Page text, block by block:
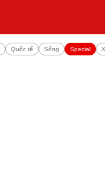
Quốc tế Sống Special